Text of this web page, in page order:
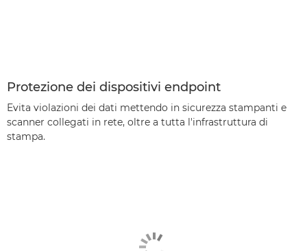
Protezione dei dispositivi endpoint
Evita violazioni dei dati mettendo in sicurezza stampanti e
scanner collegati in rete, oltre a tutta l'infrastruttura di
stampa.